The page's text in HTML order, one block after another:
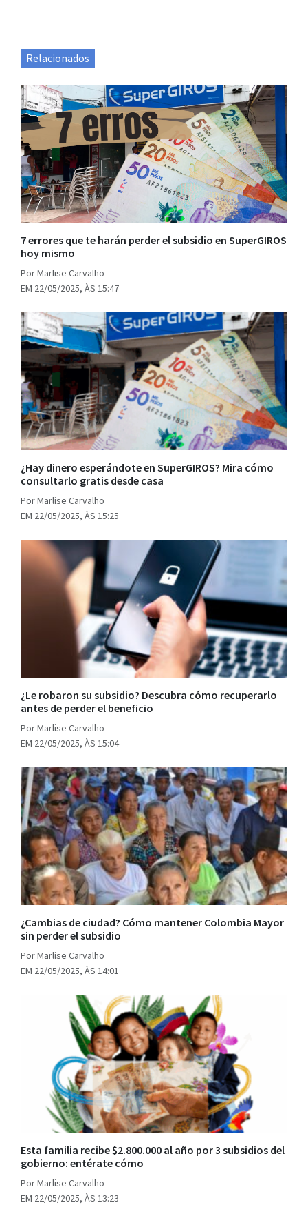
Relacionados
7 errores que te harán perder el subsidio en SuperGIROS
hoy mismo
Por Marlise Carvalho
EM 22/05/2025, ÀS 15:47
¿Hay dinero esperándote en SuperGIROS? Mira cómo
consultarlo gratis desde casa
Por Marlise Carvalho
EM 22/05/2025, ÀS 15:25
¿Le robaron su subsidio? Descubra cómo recuperarlo
antes de perder el beneficio
Por Marlise Carvalho
EM 22/05/2025, ÀS 15:04
¿Cambias de ciudad? Cómo mantener Colombia Mayor
sin perder el subsidio
Por Marlise Carvalho
EM 22/05/2025, ÀS 14:01
Esta familia recibe $2.800.000 al año por 3 subsidios del
gobierno: entérate cómo
Por Marlise Carvalho
EM 22/05/2025, ÀS 13:23